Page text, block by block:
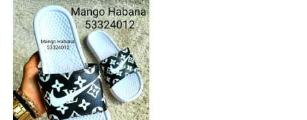
pueden
elegir
en
la
página
de
producto